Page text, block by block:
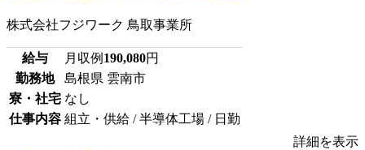
株式会社フジワーク 鳥取事業所
給与 月収例 190,080円
勤務地
島根県 雲南市
寮・社宅 なし
仕事内容 組立・供給 / 半導体工場 / 日勤
詳細を表示